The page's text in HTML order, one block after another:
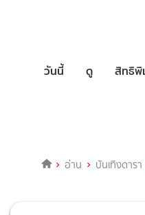
วันนี้ ดู สิทธิพิ
อ่าน บันเทิงดารา